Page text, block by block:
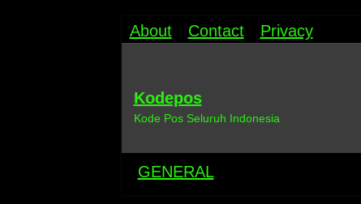
About Contact Privacy
Kodepos
Kode Pos Seluruh Indonesia
GENERAL